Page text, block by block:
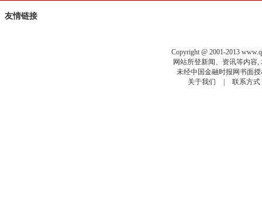
友情链接
Copyright @ 2001-2013
网站所登新闻、资讯等内容,
未经中国金融时报网书面授
关于我们
联系方式